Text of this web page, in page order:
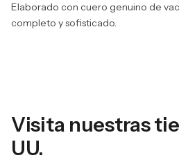
Elaborado con cuero genuino de
completo y sofisticado.
Visita nuestras
UU.